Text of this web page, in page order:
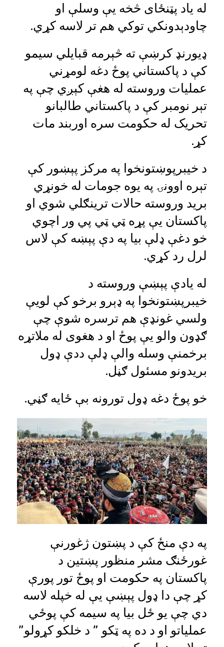
له یاد پټنځای څخه یې وسلې او
چاودېدونکي توکي هم تر لاسه کړي.
ډیورنډ کرښې ته څېرمه قبایلي سیمو
کې د پاکستاني پوځ دغه لومړني
عملیات وروسته له هغې کېږي چې په
تېر نومبر کې د پاکستاني طالبانو
تحریک له حکومت سره اوربند مات
کړ.
د خیبرپوښتونخوا په مرکز پېښور کې
تېره اوونۍ په یوه جومات له خونړي
برید وروسته حالات ترینګلي شوي او
پاکستان یې پړه ټي ټي پي ور اچوي
خو دغې ډلې بیا په دې پېښه کې لاس
لرل رد کړي.
له یادې پېښې وروسته د
خیبرپښتونخوا په ډېرو برخو کې لویې
ولسي غونډې هم ترسره شوې چې
ګډون والو یې پوځ او د هغوی له ملاتړه
برخمنې وسله والې ډلې ددې ډول
بريدونو مسئول ګڼل.
خو پوځ دغه ډول تورونه بې ځایه ګڼي.
په دې منځ کې د پښتون ژغورنې
غورځنګ مشر منظور پښتین د
پاکستان په حکومت او پوځ تور پورې
کړ چې دا ډول پېښې یې له خپله لاسه
دي چې یو ځل بیا په سیمه کې پوځي
عملیاتو او د ده په ټکو ” د خلکو کړولو”